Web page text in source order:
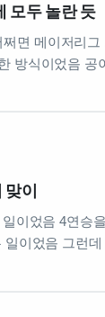
모두 놀란 듯
면 메이저리
방식이었음
이
이었음 4연
이었음 그런